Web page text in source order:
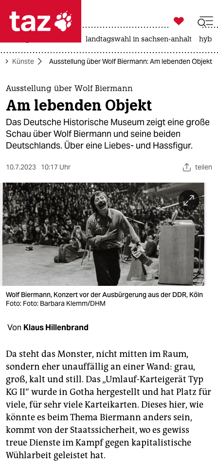
 taz zahl ich
taz zahl ich
themen
politik
öko
sport
berlin
nord
wahrheit
verlag
verlag
veranstaltungen
fragen & hilfe
unterstützen
abo
genossenschaft
epaper login

taz zahl ich
landtagswahl in sachsen-anhalt
Künste Ausstellung über Wolf Biermann: Am lebenden Objekt
Ausstellung über Wolf Biermann
Am lebenden Objekt
Das Deutsche Historische Museum zeigt eine große
Schau über Wolf Biermann und seine beiden
Deutschlands. Über eine Liebes- und Hassfigur.
10.7.2023 10:17 Uhr teilen
Wolf Biermann, Konzert vor der Ausbürgerung aus der DDR, Köln
Foto: Foto: Barbara Klemm/DHM
Von Klaus Hillenbrand
Da steht das Monster, nicht mitten im Raum,
sondern eher unauffällig an einer Wand: grau,
groß, kalt und still. Das „Umlauf-Karteigerät Typ
KG II“ wurde in Gotha hergestellt und hat Platz für
viele, für sehr viele Karteikarten. Dieses hier, wie
könnte es beim Thema Biermann anders sein,
kommt von der Staatssicherheit, wo es gewiss
treue Dienste im Kampf gegen kapitalistische
Wühlarbeit geleistet hat.